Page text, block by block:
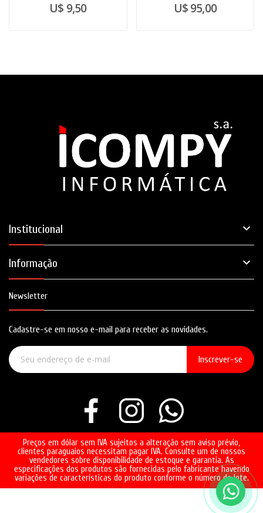
U$ 9,50 U$ 95,00
Institucional 
Informação 
Newsletter
Cadastre-se em nosso e-mail para receber as novidades.
Inscrever-se
Preços em dólar sem IVA sujeitos a alteração sem aviso prévio,
clientes paraguaios necessitam pagar IVA. Consulte um de nossos
vendedores sobre disponibilidade de estoque e garantia. As
especificações dos produtos são fornecidas pelo fabricante havendo
variações de características do produto conforme o número do lote.